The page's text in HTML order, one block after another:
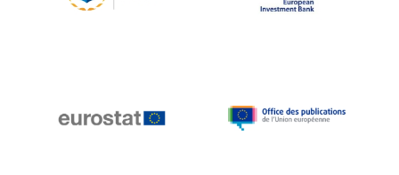
Katharien L.C. Hunt